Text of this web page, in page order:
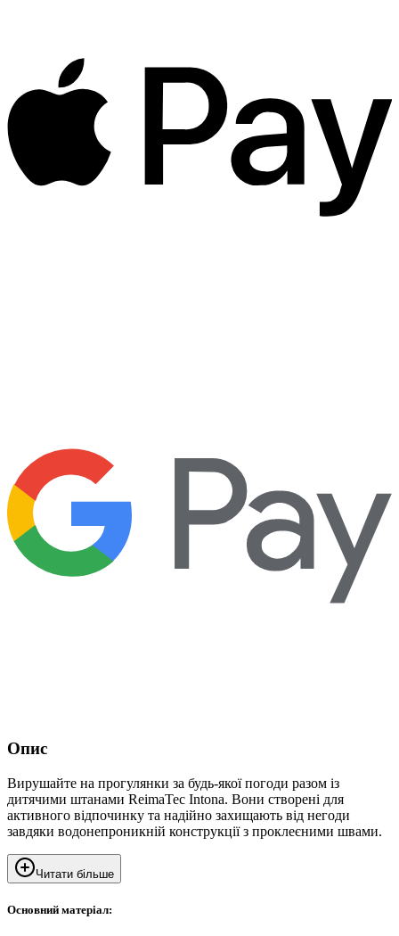
Опис
Вирушайте на прогулянки за будь-якої погоди разом із
дитячими штанами ReimaTec Intona. Вони створені для
активного відпочинку та надійно захищають від негоди
завдяки водонепроникній конструкції з проклеєними швами.
Читати більше
Основний матеріал: